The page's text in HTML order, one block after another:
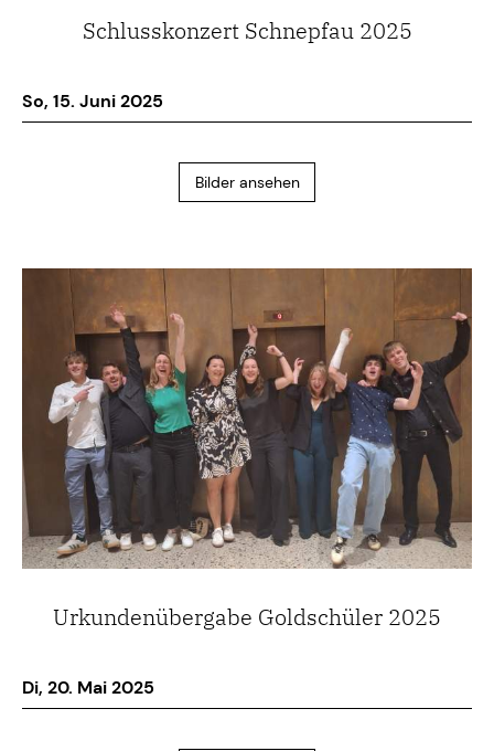
Schlusskonzert Schnepfau 2025
So, 15. Juni 2025
Bilder ansehen
Urkundenübergabe Goldschüler 2025
Di, 20. Mai 2025